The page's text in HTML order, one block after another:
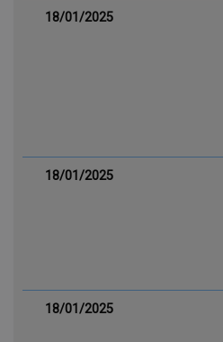
18/01/2025
18/01/2025
18/01/2025